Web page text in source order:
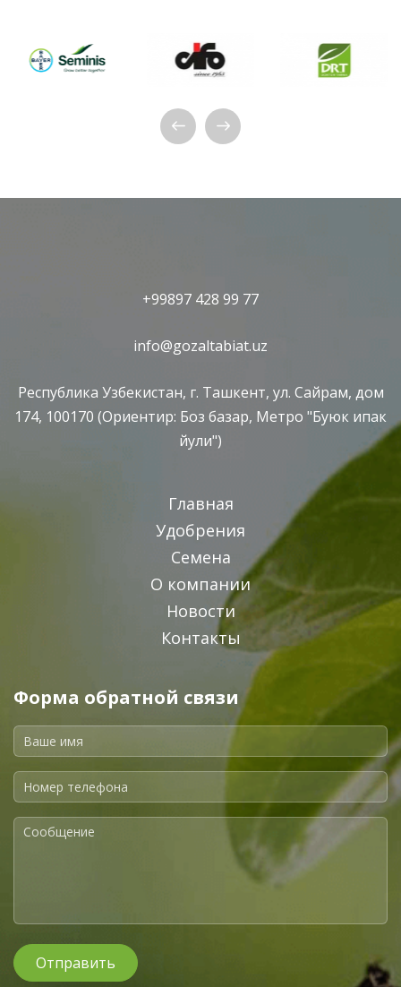
+99897 428 99 77
info@gozaltabiat.uz
Республика Узбекистан, г. Ташкент, ул. Сайрам, дом
174, 100170 (Ориентир: Боз базар, Метро "Буюк ипак
йули")
Главная
Удобрения
Семена
О компании
Новости
Контакты
Форма обратной связи
Отправить